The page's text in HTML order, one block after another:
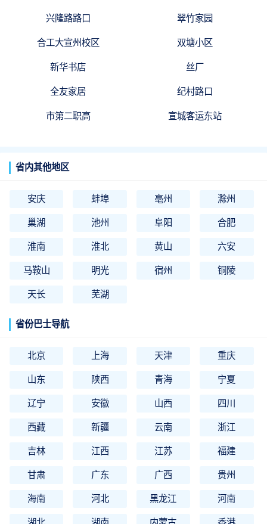
兴隆路路口 翠竹家园
合工大宣州校区 双塘小区
新华书店 丝厂
全友家居 纪村路口
市第二职高 宣城客运东站
省内其他地区
安庆 蚌埠 亳州 滁州
巢湖 池州 阜阳 合肥
淮南 淮北 黄山 六安
马鞍山 明光 宿州 铜陵
天长 芜湖
省份巴士导航
北京 上海 天津 重庆
山东 陕西 青海 宁夏
辽宁 安徽 山西 四川
西藏 新疆 云南 浙江
吉林 江西 江苏 福建
甘肃 广东 广西 贵州
海南 河北 黑龙江 河南